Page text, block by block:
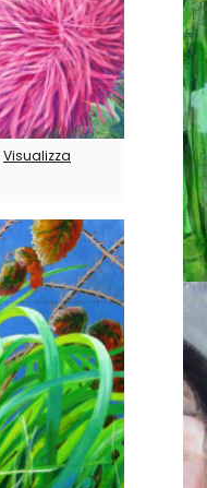
Visualizza